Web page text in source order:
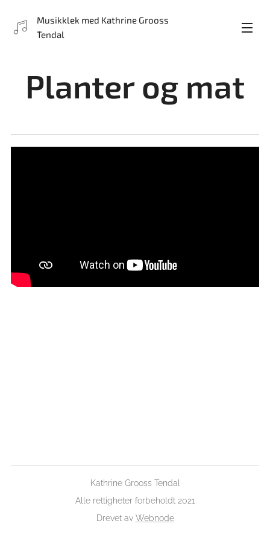
Musikklek med Kathrine Grooss
Tendal
Planter og mat
Kathrine Grooss Tendal
Alle rettigheter forbeholdt 2021
Drevet av Webnode